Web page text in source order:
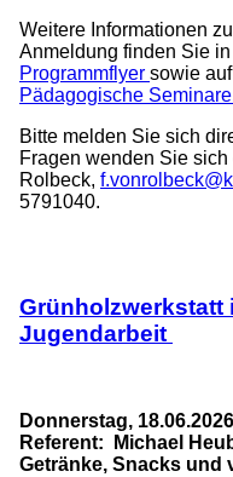
Weitere Informationen
Anmeldung finden Sie
Programmflyer sowie
Pädagogische
Bitte melden Sie sich
Fragen wenden Sie
Rolbeck, f.vonrolbeck
5791040.
Grünholzwerkstatt
Jugendarbeit
Donnerstag,
Referent: Michael
Getränke, Snacks und